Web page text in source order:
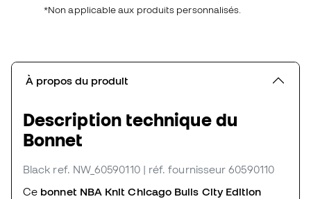
*Non applicable aux produits personnalisés.
À propos du produit
Description technique du
Bonnet
Black ref. NW_60590110 | réf. fournisseur 60590110
Ce bonnet NBA Knit Chicago Bulls City Edition